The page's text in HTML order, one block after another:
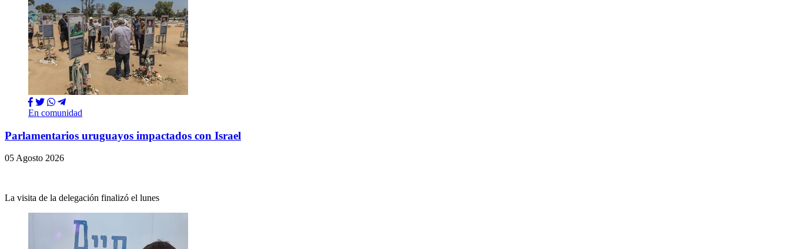
En comunidad
Parlamentarios uruguayos impactados con Israel
05 Agosto 2026
La visita de la delegación finalizó el lunes